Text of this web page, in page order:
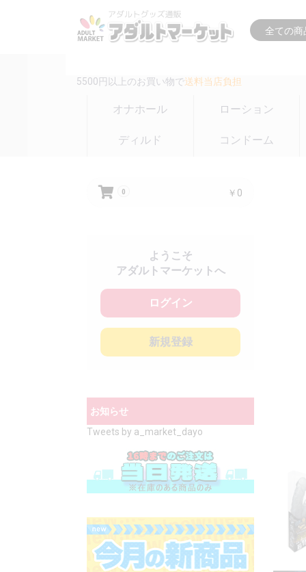
5500円以上のお買い物で送料当店負担
オナホール ローション
ディルド コンドーム
0 ￥0
ようこそ
アダルトマーケットへ
ログイン
新規登録
お知らせ
Tweets by a_market_dayo